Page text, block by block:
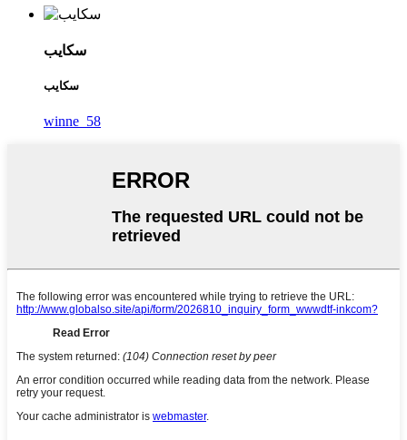
سكايب
سكايب
winne_58